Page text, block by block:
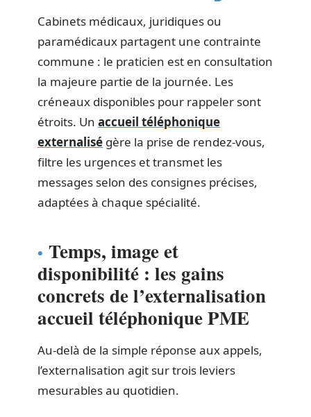
Cabinets médicaux, juridiques ou
paramédicaux partagent une contrainte
commune : le praticien est en consultation
la majeure partie de la journée. Les
créneaux disponibles pour rappeler sont
étroits. Un accueil téléphonique
externalisé gère la prise de rendez-vous,
filtre les urgences et transmet les
messages selon des consignes précises,
adaptées à chaque spécialité.
Temps, image et
disponibilité : les gains
concrets de l’externalisation
accueil téléphonique PME
Au-delà de la simple réponse aux appels,
l’externalisation agit sur trois leviers
mesurables au quotidien.